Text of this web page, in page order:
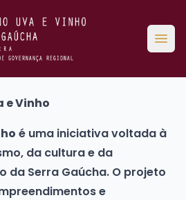
e Vinho
é uma iniciativa voltada à
da cultura e da
da Serra Gaúcha. O projeto
e